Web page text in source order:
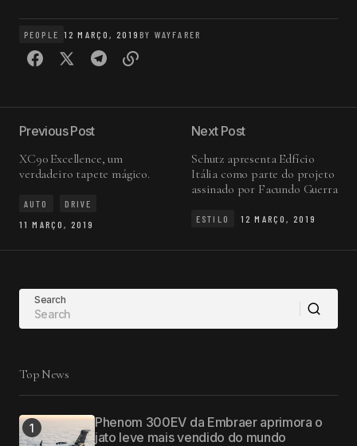
PEOPLE 12 MARÇO, 2019BY WAYFARER
Previous Post
XC90 Excellence, um
verdadeiro tapete mágico.
AUTO
DRIVE
11 MARÇO, 2019
Next Post
Schutz apresenta Edfício
Itália como parte do projeto
assinado por Facundo Guerra
ESTILO 12 MARÇO, 2019
Search
Top News
Phenom 300EV da Embraer aprimora o
jato leve mais vendido do mundo